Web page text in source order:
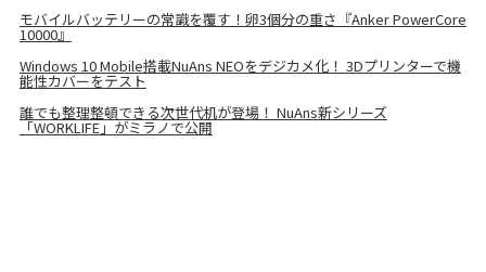
モバイルバッテリーの常識を覆す！卵3個分の重さ『Anker PowerCore
10000』
Windows 10 Mobile搭載NuAns NEOをデジカメ化！ 3Dプリンターで機
能性カバーをテスト
誰でも整理整頓できる次世代机が登場！ NuAns新シリーズ
「WORKLIFE」がミラノで公開